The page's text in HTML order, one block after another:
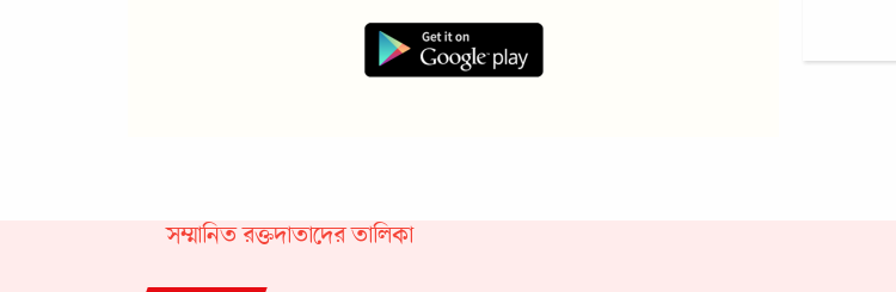
সম্মানিত রক্তদাতাদের তালিকা